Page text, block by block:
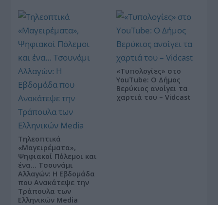
Τηλεοπτικά
«Μαγειρέματα»,
Ψηφιακοί Πόλεμοι και
ένα… Τσουνάμι
Αλλαγών: Η Εβδομάδα
που Ανακάτεψε την
Τράπουλα των
Ελληνικών Media
«Τυπολογίες» στο
YouTube: Ο Δήμος
Βερύκιος ανοίγει τα
χαρτιά του – Vidcast